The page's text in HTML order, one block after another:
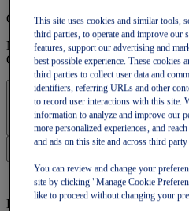
OneASICS-medlemskap
Njut av fri frakt, fria returer,
OneASICS™-lojalitetsförmåner.
Logga in | Skapa konto
Kundvagnen är tom
This site uses cookies and similar tools,
third parties, to operate and improve our
features, support our advertising and
best possible experience. These cookies
third parties to collect user data and
identifiers, referring URLs and other
to record user interactions with this site.
information to analyze and improve our
more personalized experiences, and
and ads on this site and across third party
You can review and change your
site by clicking "Manage Cookie
like to proceed without changing your